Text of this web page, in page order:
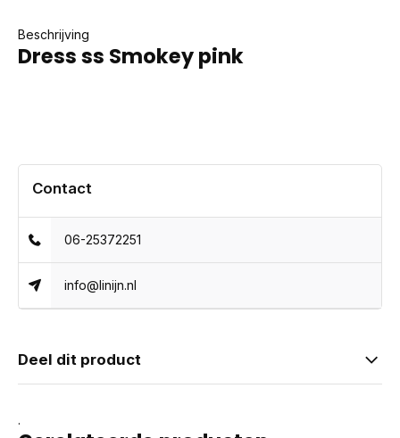
Beschrijving
Dress ss Smokey pink
Contact
06-25372251
info@linijn.nl
Deel dit product
.